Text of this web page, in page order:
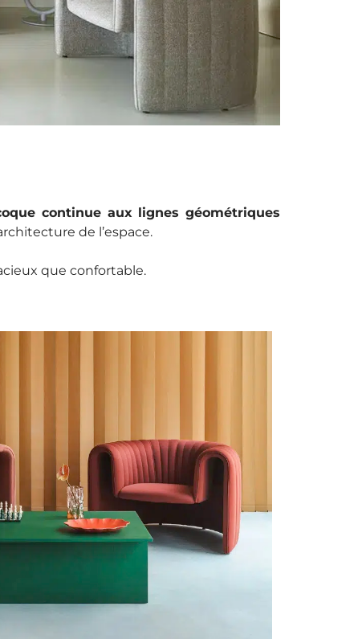
continue aux lignes géométriques
de l’espace.
que confortable.